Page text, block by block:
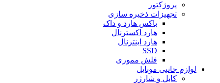
پروژکتور
تجهیزات ذخیره سازی
باکس هارد و داک
هارد اکسترنال
هارد اینترنال
SSD
فلش مموری
لوازم جانبی موبایل
کابل و شارژر